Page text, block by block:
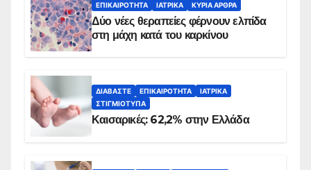
ΕΠΙΚΑΙΡΌΤΗΤΑ ΙΑΤΡΙΚΆ ΚΥΡΙΑ ΑΡΘΡΑ
Δύο νέες θεραπείες φέρνουν ελπίδα
στη μάχη κατά του καρκίνου
ΔΙΑΒΆΣΤΕ ΕΠΙΚΑΙΡΌΤΗΤΑ
ΙΑΤΡΙΚΆ
ΣΤΙΓΜΙΌΤΥΠΑ
Καισαρικές: 62,2% στην Ελλάδα